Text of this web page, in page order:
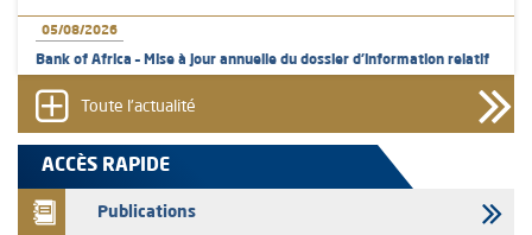
05/08/2026
Bank of Africa – Mise à jour annuelle du dossier d’information relatif
05/08/2026
L’AMMC met sur son site internet les publications réalisées par les
émetteurs en date du 5 août 2026
04/08/2026
Toute l'actualité
ACCÈS RAPIDE
Publications